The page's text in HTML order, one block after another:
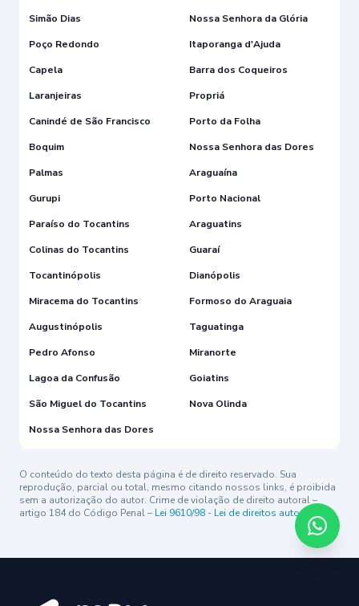
Simão Dias
Nossa Senhora da Glória
Poço Redondo
Itaporanga d'Ajuda
Capela
Barra dos Coqueiros
Laranjeiras
Propriá
Canindé de São Francisco
Porto da Folha
Boquim
Nossa Senhora das Dores
Palmas
Araguaína
Gurupi
Porto Nacional
Paraíso do Tocantins
Araguatins
Colinas do Tocantins
Guaraí
Tocantinópolis
Dianópolis
Miracema do Tocantins
Formoso do Araguaia
Augustinópolis
Taguatinga
Pedro Afonso
Miranorte
Lagoa da Confusão
Goiatins
São Miguel do Tocantins
Nova Olinda
Nossa Senhora das Dores
O conteúdo do texto desta página é de direito reservado. Sua
reprodução, parcial ou total, mesmo citando nossos links, é proibida
sem a autorização do autor. Crime de violação de direito autoral –
artigo 184 do Código Penal – Lei 9610/98 - Lei de direitos autorais